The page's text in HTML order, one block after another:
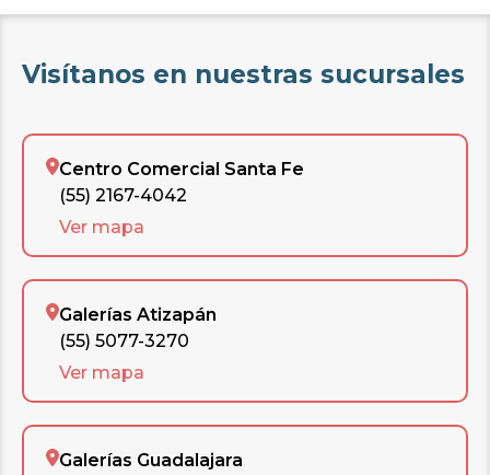
Visítanos en nuestras sucursales
Centro Comercial Santa Fe
(55) 2167-4042
Ver mapa
Galerías Atizapán
(55) 5077-3270
Ver mapa
Galerías Guadalajara